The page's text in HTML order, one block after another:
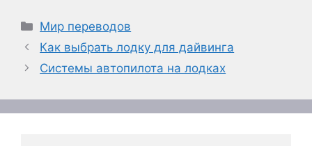
Рубрики
Мир переводов
Как выбрать лодку для дайвинга
Системы автопилота на лодках